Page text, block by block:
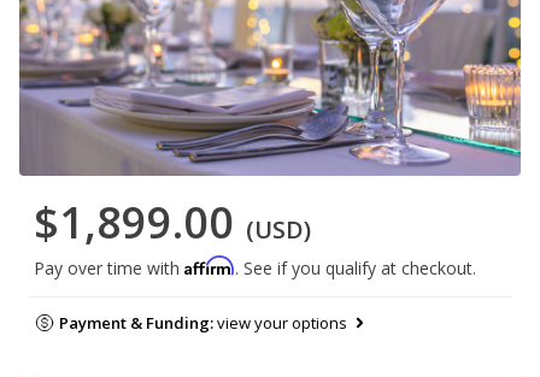
$1,899.00 (USD)
Pay over time with Affirm. See if you qualify at checkout.
Payment & Funding:view your options